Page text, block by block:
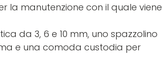
la manutenzione con il quale viene
da 3, 6 e 10 mm, uno spazzolino
e una comoda custodia per